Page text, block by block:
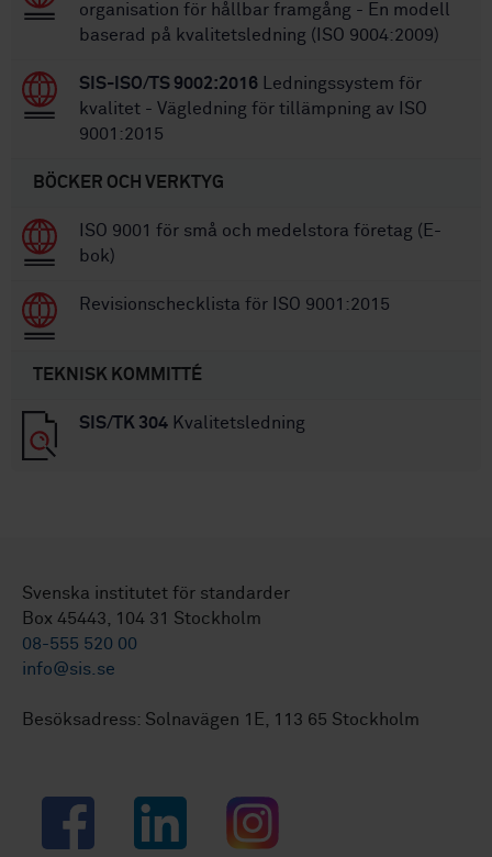
organisation för hållbar framgång - En modell
baserad på kvalitetsledning (ISO 9004:2009)
SIS-ISO/TS 9002:2016 Ledningssystem för
kvalitet - Vägledning för tillämpning av ISO
9001:2015
BÖCKER OCH VERKTYG
ISO 9001 för små och medelstora företag (E-
bok)
Revisionschecklista för ISO 9001:2015
TEKNISK KOMMITTÉ
SIS/TK 304 Kvalitetsledning
Svenska institutet för standarder
Box 45443, 104 31 Stockholm
08-555 520 00
info@sis.se
Besöksadress: Solnavägen 1E, 113 65 Stockholm
Facebook LinkedIn Instagram